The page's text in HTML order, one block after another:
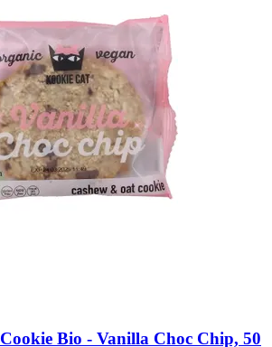
Cookie Bio -​ Vanilla Choc Chip, 50